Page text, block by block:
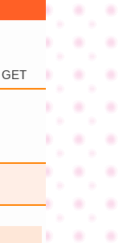
GET